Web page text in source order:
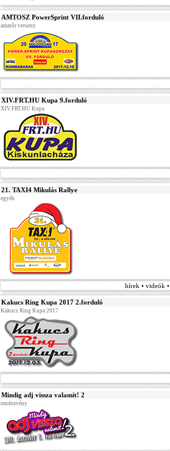
AMTOSZ PowerSprint VII.forduló
amatőr verseny
XIV.FRT.HU Kupa 9.forduló
XIV.FRT.HU Kupa
21. TAXI4 Mikulás Rallye
egyéb
hírek • videók
Kakucs Ring Kupa 2017 2.forduló
Kakucs Ring Kupa 2017
Mindig adj vissza valamit! 2
rendezvény